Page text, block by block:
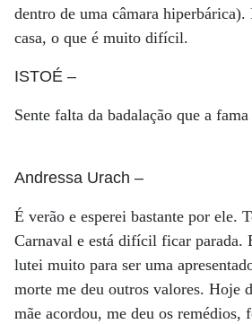
dentro de uma câmara hiperbárica).
casa, o que é muito difícil.
ISTOÉ –
Sente falta da badalação que a
Andressa Urach –
É verão e esperei bastante por ele.
Carnaval e está difícil ficar parada.
lutei muito para ser uma
morte me deu outros valores. Hoje
mãe acordou, me deu os remédios,